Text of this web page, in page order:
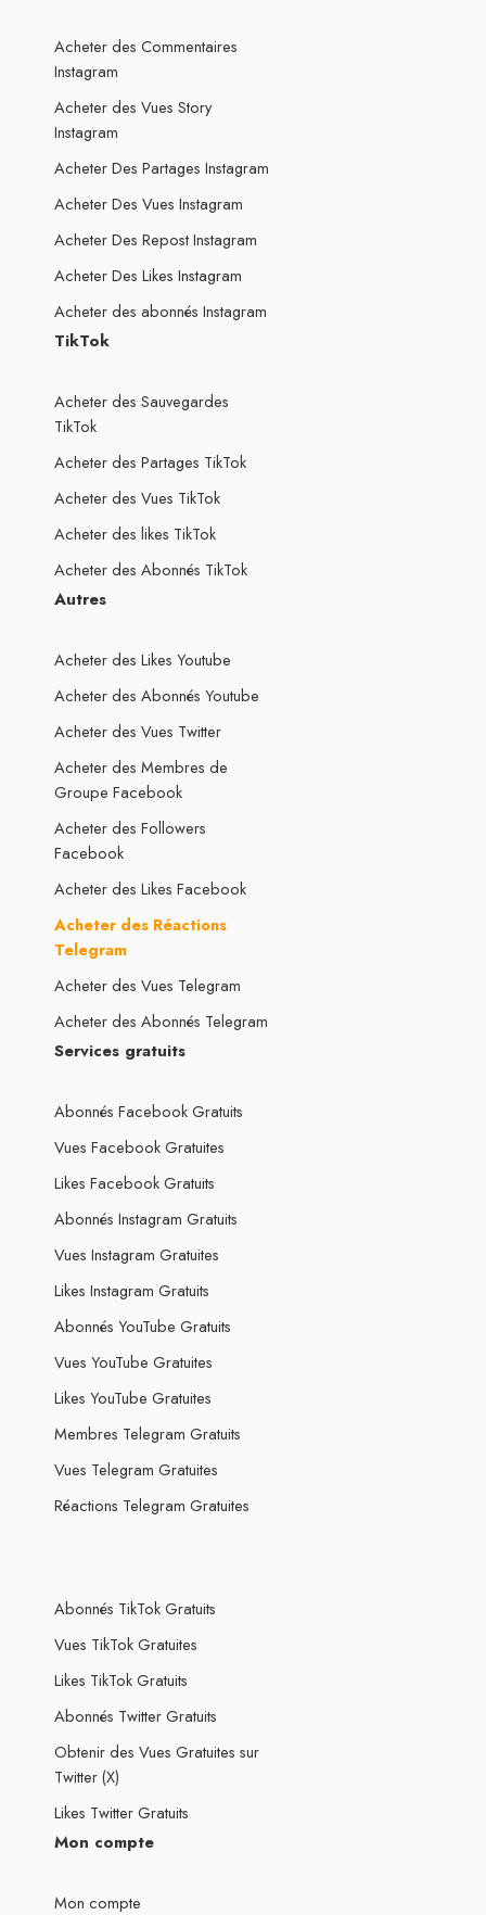
Acheter des Commentaires
Instagram
Acheter des Vues Story
Instagram
Acheter Des Partages Instagram
Acheter Des Vues Instagram
Acheter Des Repost Instagram
Acheter Des Likes Instagram
Acheter des abonnés Instagram
TikTok
Acheter des Sauvegardes
TikTok
Acheter des Partages TikTok
Acheter des Vues TikTok
Acheter des likes TikTok
Acheter des Abonnés TikTok
Autres
Acheter des Likes Youtube
Acheter des Abonnés Youtube
Acheter des Vues Twitter
Acheter des Membres de
Groupe Facebook
Acheter des Followers
Facebook
Acheter des Likes Facebook
Acheter des Réactions
Telegram
Acheter des Vues Telegram
Acheter des Abonnés Telegram
Services gratuits
Abonnés Facebook Gratuits
Vues Facebook Gratuites
Likes Facebook Gratuits
Abonnés Instagram Gratuits
Vues Instagram Gratuites
Likes Instagram Gratuits
Abonnés YouTube Gratuits
Vues YouTube Gratuites
Likes YouTube Gratuites
Membres Telegram Gratuits
Vues Telegram Gratuites
Réactions Telegram Gratuites
Abonnés TikTok Gratuits
Vues TikTok Gratuites
Likes TikTok Gratuits
Abonnés Twitter Gratuits
Obtenir des Vues Gratuites sur
Twitter (X)
Likes Twitter Gratuits
Mon compte
Mon compte